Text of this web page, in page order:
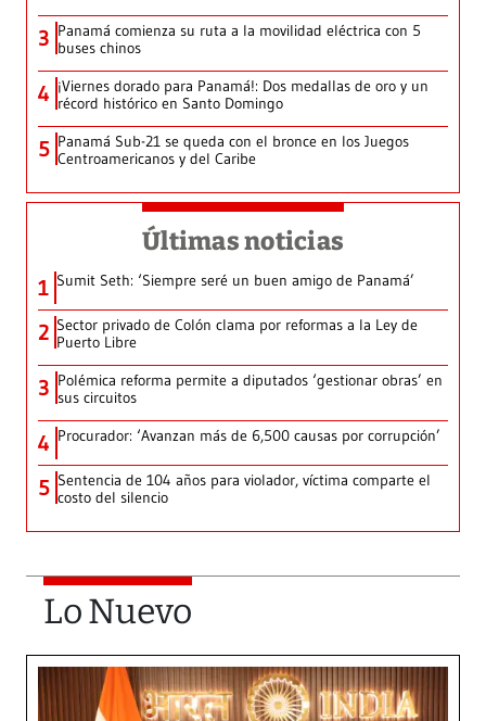
3 Panamá comienza su ruta a la movilidad eléctrica con 5
buses chinos
4 ¡Viernes dorado para Panamá!: Dos medallas de oro y un
récord histórico en Santo Domingo
5 Panamá Sub-21 se queda con el bronce en los Juegos
Centroamericanos y del Caribe
Últimas noticias
1 Sumit Seth: ‘Siempre seré un buen amigo de Panamá’
2 Sector privado de Colón clama por reformas a la Ley de
Puerto Libre
3 Polémica reforma permite a diputados ‘gestionar obras’ en
sus circuitos
4 Procurador: ‘Avanzan más de 6,500 causas por corrupción’
5 Sentencia de 104 años para violador, víctima comparte el
costo del silencio
Lo Nuevo